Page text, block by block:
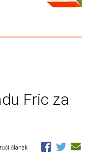
Fric za
članak